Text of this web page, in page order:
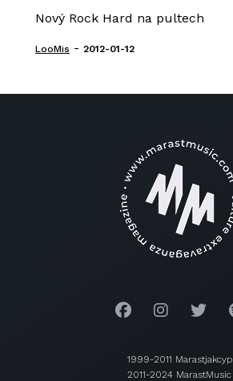
Nový Rock Hard na pultech
LooMis - 2012-01-12
1999-2011 Marastjakcyp
2011-2024 MarastMusic